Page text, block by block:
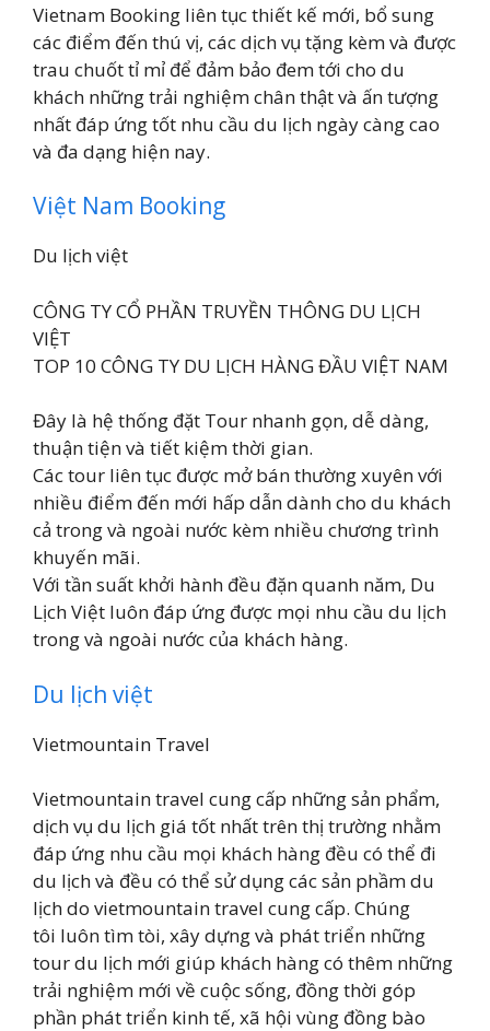
Vietnam Booking liên tục thiết kế mới, bổ sung
các điểm đến thú vị, các dịch vụ tặng kèm và được
trau chuốt tỉ mỉ để đảm bảo đem tới cho du
khách những trải nghiệm chân thật và ấn tượng
nhất đáp ứng tốt nhu cầu du lịch ngày càng cao
và đa dạng hiện nay.
Việt Nam Booking
Du lịch việt
CÔNG TY CỔ PHẦN TRUYỀN THÔNG DU LỊCH
VIỆT
TOP 10 CÔNG TY DU LỊCH HÀNG ĐẦU VIỆT NAM
Đây là hệ thống đặt Tour nhanh gọn, dễ dàng,
thuận tiện và tiết kiệm thời gian.
Các tour liên tục được mở bán thường xuyên với
nhiều điểm đến mới hấp dẫn dành cho du khách
cả trong và ngoài nước kèm nhiều chương trình
khuyến mãi.
Với tần suất khởi hành đều đặn quanh năm, Du
Lịch Việt luôn đáp ứng được mọi nhu cầu du lịch
trong và ngoài nước của khách hàng.
Du lịch việt
Vietmountain Travel
Vietmountain travel cung cấp những sản phẩm,
dịch vụ du lịch giá tốt nhất trên thị trường nhằm
đáp ứng nhu cầu mọi khách hàng đều có thể đi
du lịch và đều có thể sử dụng các sản phầm du
lịch do vietmountain travel cung cấp. Chúng
tôi luôn tìm tòi, xây dựng và phát triển những
tour du lịch mới giúp khách hàng có thêm những
trải nghiệm mới về cuộc sống, đồng thời góp
phần phát triển kinh tế, xã hội vùng đồng bào